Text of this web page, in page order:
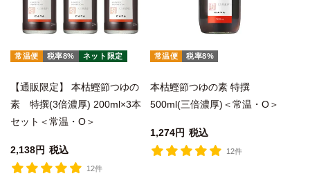
常温便 税率8% ネット限定
【通販限定】 本枯鰹節つゆの
素 特撰(3倍濃厚) 200ml×3本
セット＜常温・O＞
2,138 税込
12件
常温便 税率8%
本枯鰹節つゆの素 特撰
500ml(三倍濃厚)＜常温・O＞
1,274 税込
12件